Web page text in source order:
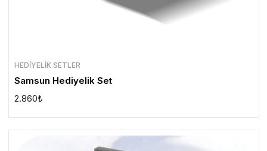
HEDIYELIK SETLER
Samsun Hediyelik Set
2.860₺